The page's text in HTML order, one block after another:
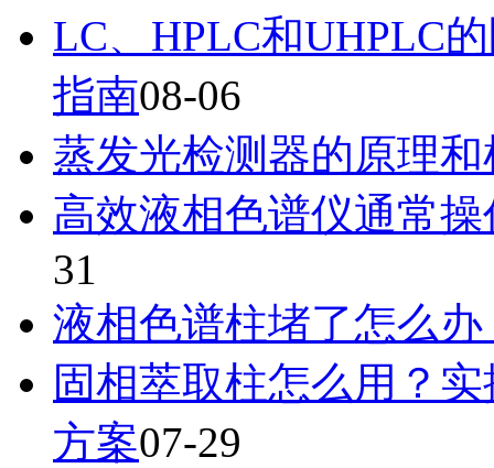
LC、HPLC和UHPLC
指南08-06
蒸发光检测器的原理
高效液相色谱仪通常
31
液相色谱柱堵了怎么
固相萃取柱怎么用？
方案07-29